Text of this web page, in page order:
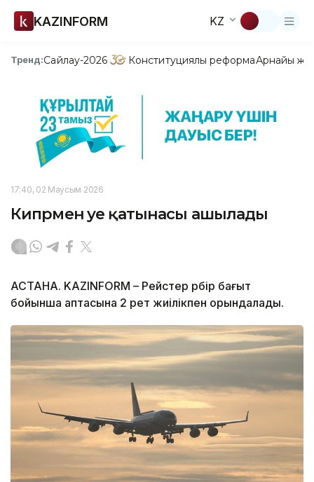
KAZINFORM KZ
Тренд:Сайлау-2026 Конституциялық реформаАрнайы
17:40, 02 Маусым 2026
Кипрмен әуе қатынасы ашылады
АСТАНА. KAZINFORM – Рейстер әрбір бағыт
бойынша аптасына 2 рет жиілікпен орындалады.